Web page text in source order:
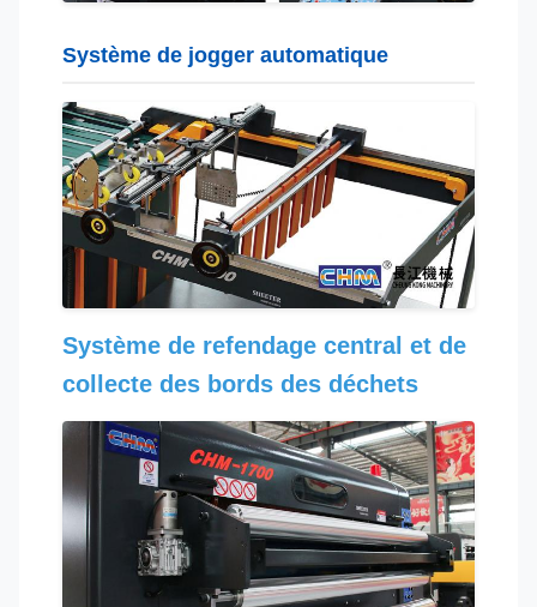
Système de jogger automatique
Système de refendage central et de
collecte des bords des déchets